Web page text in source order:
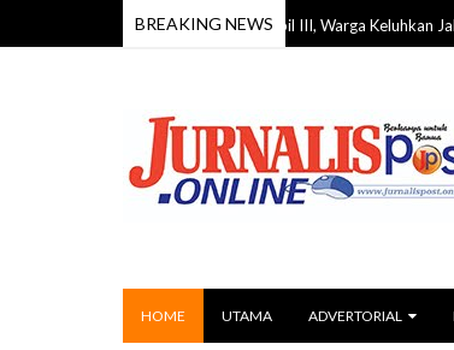
BREAKING NEWS
Reses DPRD Barito Timur Dapil III, Warga Keluhkan Jalan
HOME UTAMA ADVERTORIAL